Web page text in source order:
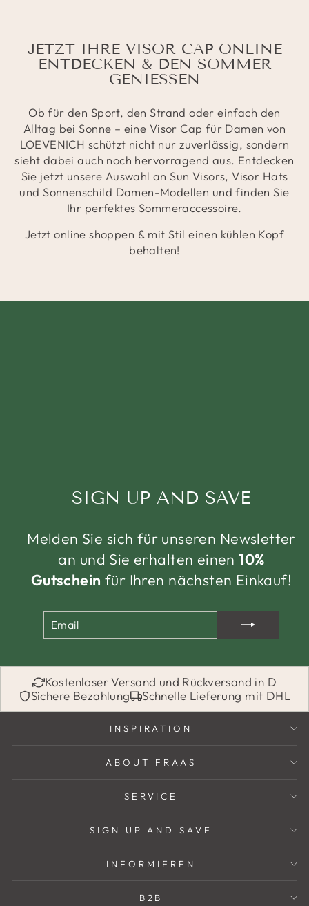
JETZT IHRE VISOR CAP ONLINE
ENTDECKEN & DEN SOMMER
GENIESSEN
Ob für den Sport, den Strand oder einfach den
Alltag bei Sonne – eine Visor Cap für Damen von
LOEVENICH schützt nicht nur zuverlässig, sondern
sieht dabei auch noch hervorragend aus. Entdecken
Sie jetzt unsere Auswahl an Sun Visors, Visor Hats
und Sonnenschild Damen-Modellen und finden Sie
Ihr perfektes Sommeraccessoire.
Jetzt online shoppen & mit Stil einen kühlen Kopf
behalten!
SIGN UP AND SAVE
Melden Sie sich für unseren Newsletter
an und Sie erhalten einen10%
Gutschein für Ihren nächsten Einkauf!
Kostenloser Versand und Rückversand in D
Sichere Bezahlung
Schnelle Lieferung mit DHL
INSPIRATION
ABOUT FRAAS
SERVICE
SIGN UP AND SAVE
INFORMIEREN
B2B